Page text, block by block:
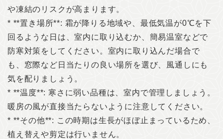
や凍結のリスクが高まります。
* **置き場所**: 霜が降りる地域や、最低気温が0℃を下
回るような日は、室内に取り込むか、簡易温室などで
防寒対策をしてください。室内に取り込んだ場合で
も、窓際など日当たりの良い場所を選び、風通しにも
気を配りましょう。
* **温度**: 寒さに弱い品種は、室内で管理しましょう。
暖房の風が直接当たらないように注意してください。
* **その他**: この時期は生長がほぼ止まっているため、
植え替えや剪定は行いません。